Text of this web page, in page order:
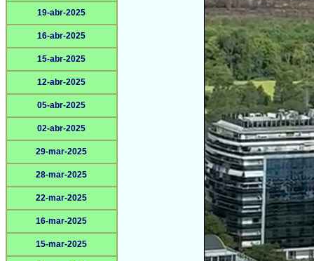
19-abr-2025
16-abr-2025
15-abr-2025
12-abr-2025
05-abr-2025
02-abr-2025
29-mar-2025
28-mar-2025
22-mar-2025
16-mar-2025
15-mar-2025